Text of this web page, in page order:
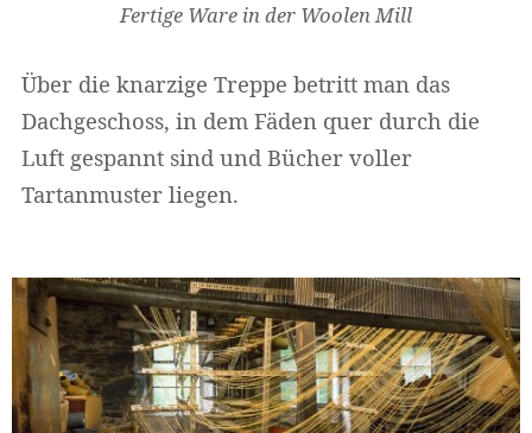
Fertige Ware in der Woolen Mill
Über die knarzige Treppe betritt man das
Dachgeschoss, in dem Fäden quer durch die
Luft gespannt sind und Bücher voller
Tartanmuster liegen.